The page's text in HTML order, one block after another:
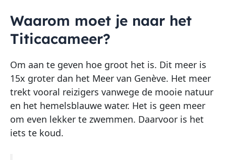
Waarom moet je naar het
Titicacameer?
Om aan te geven hoe groot het is. Dit meer is
15x groter dan het Meer van Genève. Het meer
trekt vooral reizigers vanwege de mooie natuur
en het hemelsblauwe water. Het is geen meer
om even lekker te zwemmen. Daarvoor is het
iets te koud.